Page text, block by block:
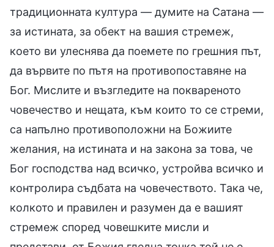
традиционната култура — думите на Сатана —
за истината, за обект на вашия стремеж,
което ви улеснява да поемете по грешния път,
да вървите по пътя на противопоставяне на
Бог. Мислите и възгледите на поквареното
човечество и нещата, към които то се стреми,
са напълно противоположни на Божиите
желания, на истината и на закона за това, че
Бог господства над всичко, устройва всичко и
контролира съдбата на човечеството. Така че,
колкото и правилен и разумен да е вашият
стремеж според човешките мисли и